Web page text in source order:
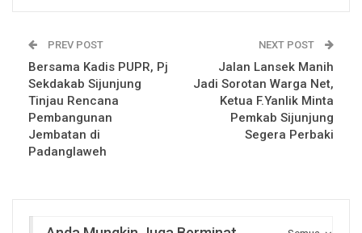
PREV POST
Bersama Kadis PUPR, Pj
Sekdakab Sijunjung
Tinjau Rencana
Pembangunan
Jembatan di
Padanglaweh
NEXT POST
Jalan Lansek Manih
Jadi Sorotan Warga Net,
Ketua F.Yanlik Minta
Pemkab Sijunjung
Segera Perbaki